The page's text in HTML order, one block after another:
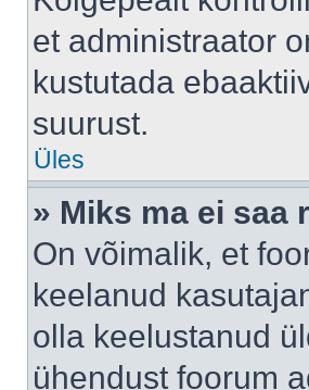
et administraator
kustutada
suurust.
Üles
» Miks ma ei saa
On võimalik, et
keelanud
olla keelustanud
ühendust foorum